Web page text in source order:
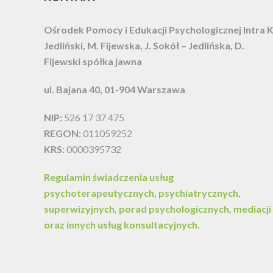
Ośrodek Pomocy i Edukacji Psychologicznej Intra
Jedliński, M. Fijewska, J. Sokół – Jedlińska, D.
Fijewski spółka jawna
ul. Bajana 40, 01-904 Warszawa
NIP: 526 17 37 475
REGON: 011059252
KRS: 0000395732
Regulamin świadczenia usług
psychoterapeutycznych, psychiatrycznych,
superwizyjnych, porad psychologicznych, mediacji
oraz innych usług konsultacyjnych.